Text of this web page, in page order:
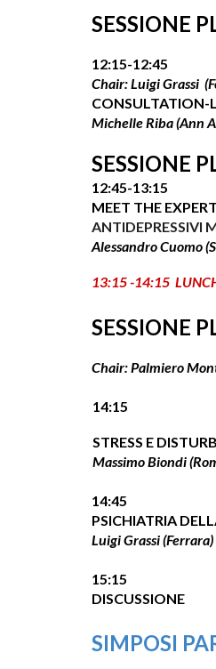
SESSIONE
12:15-12:45
Chair:Luigi Grassi
CONSULTATION-
Michelle Riba (Ann
SESSIONE
12:45-13:15
MEET THE EXPERT
ANTIDEPRESSIVI
Alessandro Cuomo
13:15-14:15
SESSIONE
Chair: Palmiero
14:15
STRESS E
Massimo Biondi
14:45
PSICHIATRIA
Luigi Grassi (Ferrara)
15:15
DISCUSSIONE
SIMPOSI